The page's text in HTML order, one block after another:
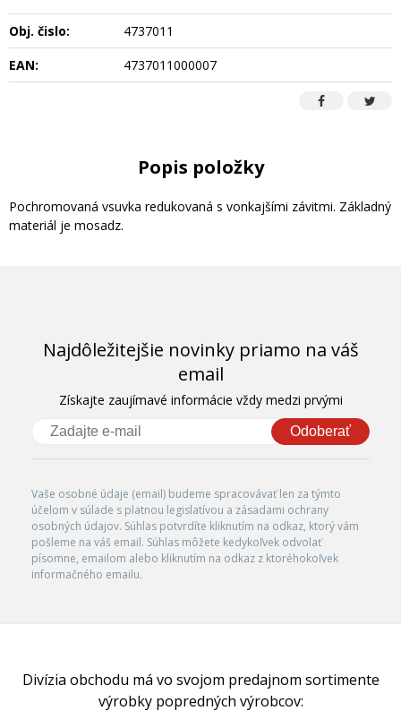
Obj. čislo:
4737011
EAN:
4737011000007
Popis položky
Pochromovaná vsuvka redukovaná s vonkajšími závitmi. Základný
materiál je mosadz.
Najdôležitejšie novinky priamo na váš
email
Získajte zaujímavé informácie vždy medzi prvými
Odoberať
Vaše osobné údaje (email) budeme spracovávať len za týmto
účelom v súlade s platnou legislatívou a zásadami ochrany
osobných údajov. Súhlas potvrdíte kliknutím na odkaz, ktorý vám
pošleme na váš email. Súhlas môžete kedykoľvek odvolať
písomne, emailom alebo kliknutím na odkaz z ktoréhokoľvek
informačného emailu.
Divízia obchodu má vo svojom predajnom sortimente
výrobky popredných výrobcov: